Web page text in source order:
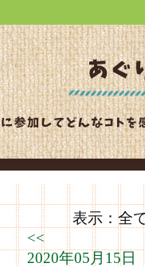
表示：全て
<<
2020年05月15